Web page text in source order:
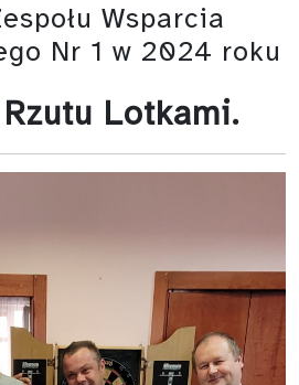
Wsparcia
Nr 1 w 2024 roku
Lotkami.